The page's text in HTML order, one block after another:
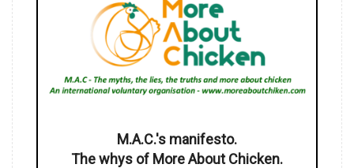
M.A.C.'s manifesto.
The whys of More About Chicken.